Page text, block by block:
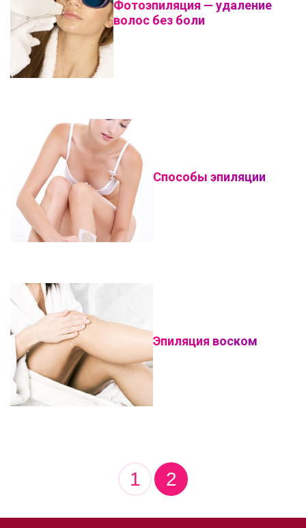
Фотоэпиляция — удаление
волос без боли
Способы эпиляции
Эпиляция воском
1 2